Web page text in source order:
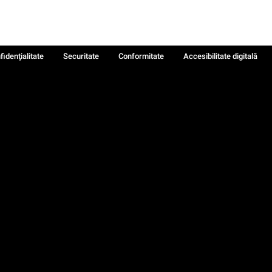
Securitate Conformitate
Accesibilitate digitală